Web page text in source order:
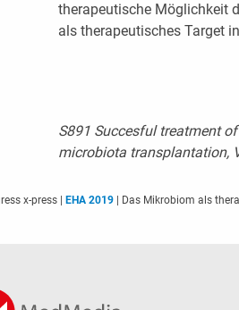
therapeutische Möglichkeit
als therapeutisches Target
S891 Succesful treatment
microbiota transplantation,
x-press EHA 2019 | Das Mikrobiom als